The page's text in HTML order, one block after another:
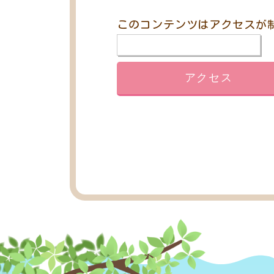
このコンテンツはアクセスが